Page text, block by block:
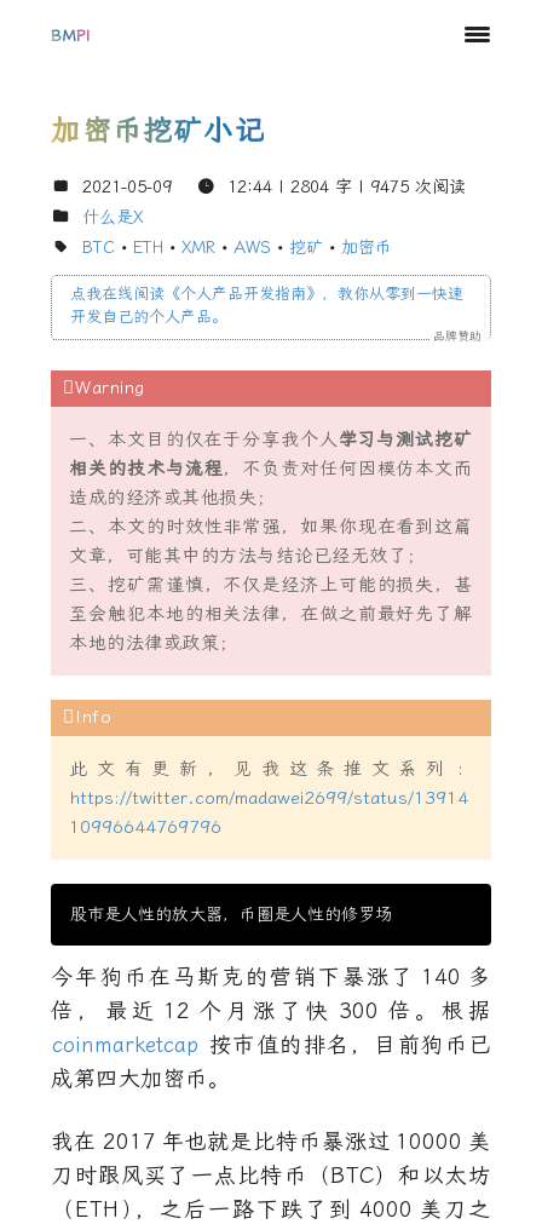
BMPI
加密币挖矿小记
2021-05-09 12:44 | 2804 字 | 9475 次阅读
什么是X
BTC • ETH • XMR • AWS • 挖矿 • 加密币
点我在线阅读《个人产品开发指南》 ，教你从零到一快速
开发自己的个人产品。
品牌赞助
一、本文目的仅在于分享我个人学习与测试挖矿
相关的技术与流程，不负责对任何因模仿本文而
造成的经济或其他损失；
二、本文的时效性非常强，如果你现在看到这篇
文章，可能其中的方法与结论已经无效了；
三、挖矿需谨慎，不仅是经济上可能的损失，甚
至会触犯本地的相关法律，在做之前最好先了解
本地的法律或政策；
此文有更新，见我这条推文系列
:
https://twitter.com/madawei2699/status/13914
10996644769796
今年狗币在马斯克的营销下暴涨了 140 多
倍，最近 12 个月涨了快 300 倍。根据
coinmarketcap 按市值的排名，目前狗币已
成第四大加密币。
我在 2017 年也就是比特币暴涨过 10000 美
刀时跟风买了一点比特币（BTC）和以太坊
（ETH ），之后一路下跌了到 4000 美刀之